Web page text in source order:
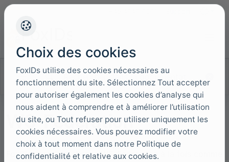
Langues
Rechercher dans la documentation
WS-Federation
FoxIDs prend en charge WS-Federation à la fois comme
Choix des cookies
FoxIDs utilise des cookies nécessaires au
fonctionnement du site. Sélectionnez Tout accepter
pour autoriser également les cookies d’analyse qui
nous aident à comprendre et à améliorer l’utilisation
du site, ou Tout refuser pour utiliser uniquement les
cookies nécessaires. Vous pouvez modifier votre
choix à tout moment dans notre Politique de
confidentialité et relative aux cookies.